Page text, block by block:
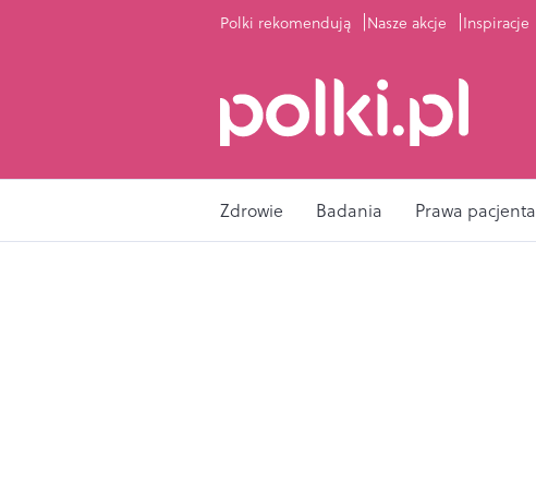
Polki rekomendują Nasze akcje Inspiracje
Zdrowie Badania Prawa pacjenta